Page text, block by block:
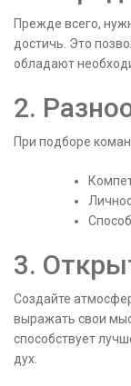
Прежде всего,
достичь. Это
обладают
2.
При подборе
3.
Создайте
выражать свои
способствует
дух.